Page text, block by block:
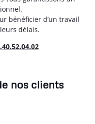
bénéficier d’un travail
délais.
nos clients